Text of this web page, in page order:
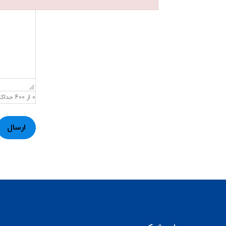
0 از 400 حداکثر کاراکتر